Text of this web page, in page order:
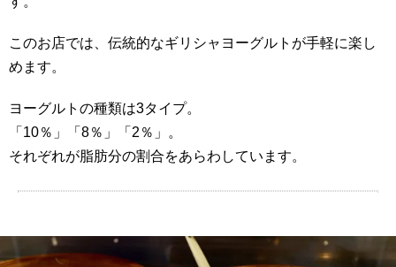
このお店では、伝統的なギリシャヨーグルトが手軽に楽し
めます。
ヨーグルトの種類は3タイプ。
「10％」「8％」「2％」。
それぞれが脂肪分の割合をあらわしています。